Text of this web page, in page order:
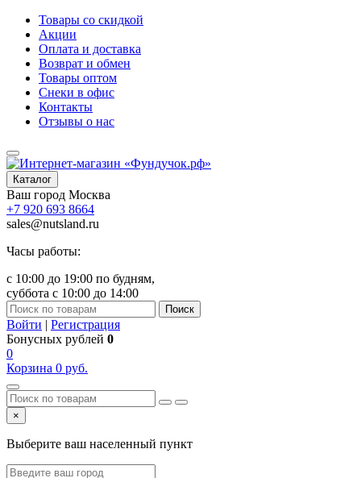
Товары со скидкой
Акции
Оплата и доставка
Возврат и обмен
Товары оптом
Снеки в офис
Контакты
Отзывы о нас
Каталог
Ваш город Москва
+7 920 693 8664
sales@nutsland.ru
Часы работы:
с 10:00 до 19:00 по будням,
суббота с 10:00 до 14:00
Поиск
Войти | Регистрация
Бонусных рублей 0
0
Корзина 0 руб.
×
Выберите ваш населенный пункт